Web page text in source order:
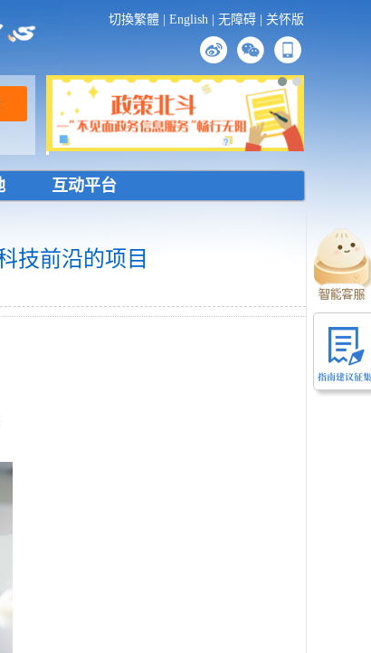
切換繁體 English 无障碍 关怀版
互动平台
技前沿的项目